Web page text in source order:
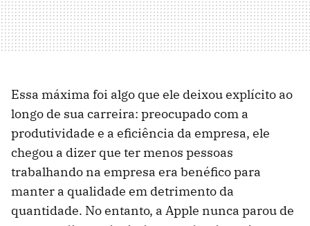
Essa máxima foi algo que ele deixou explícito ao
longo de sua carreira: preocupado com a
produtividade e a eficiência da empresa, ele
chegou a dizer que ter menos pessoas
trabalhando na empresa era benéfico para
manter a qualidade em detrimento da
quantidade. No entanto, a Apple nunca parou de